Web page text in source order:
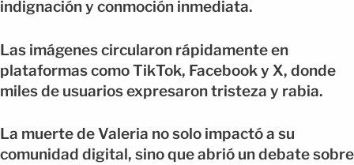
indignación y conmoción inmediata.
Las imágenes circularon rápidamente en
plataformas como TikTok, Facebook y X, donde
miles de usuarios expresaron tristeza y rabia.
La muerte de Valeria no solo impactó a su
comunidad digital, sino que abrió un debate sobre